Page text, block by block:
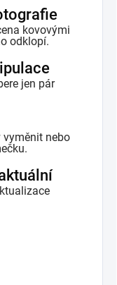
kovovými
odklopí.
jen pár
vyměnit nebo